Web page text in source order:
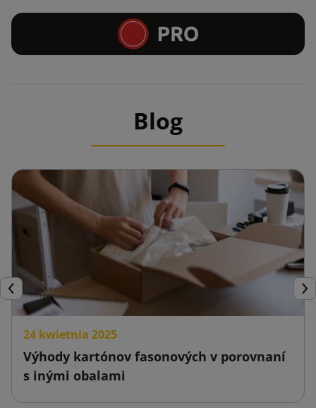
Blog
Späť
24 kwietnia 2025
Výhody kartónov fasonových v porovnaní
s inými obalami